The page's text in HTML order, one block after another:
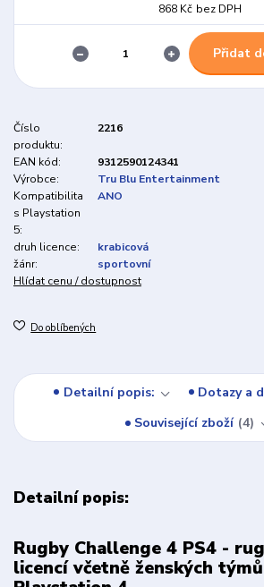
868 Kč bez DPH
Přidat
Číslo
produktu:
2216
EAN kód:
9312590124341
Výrobce:
Tru Blu Entertainment
Kompatibilita
s Playstation
5:
ANO
druh licence:
krabicová
žánr:
sportovní
Hlídat cenu / dostupnost
Do oblíbených
Detailní popis: Dotazy a
Související zboží 4
Detailní popis:
Rugby Challenge 4 PS4 -
licencí včetně ženských